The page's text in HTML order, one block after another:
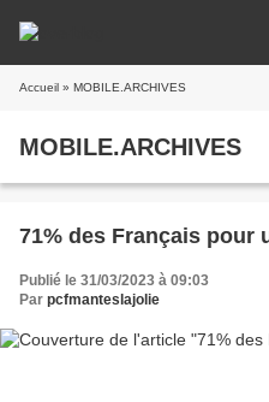
Accueil » MOBILE.ARCHIVES
MOBILE.ARCHIVES
71% des Français pour
Publié le 31/03/2023 à 09:03
Par pcfmanteslajolie